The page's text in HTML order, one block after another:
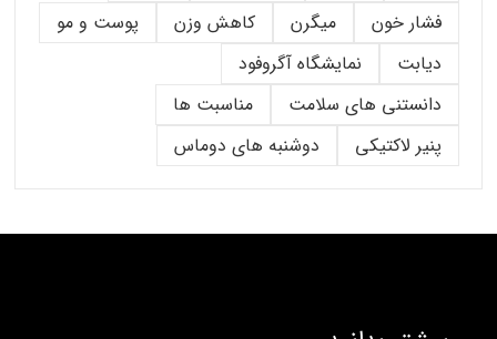
فشار خون
میگرن کاهش وزن
پوست و مو
دیابت
نمایشگاه آگروفود
دانستنی های سلامت
مناسبت ها
پنیر لاکتیکی
دوشنبه های دوماس